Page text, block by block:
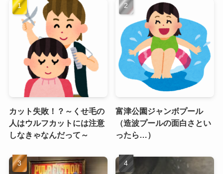
カット失敗！？～くせ毛の
人はウルフカットには注意
しなきゃなんだって～
富津公園ジャンボプール
（造波プールの面白さとい
ったら…）